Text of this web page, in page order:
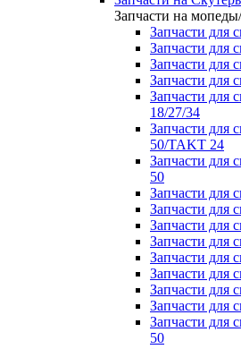
Запчасти на
Запчасти для
Запчасти для
Запчасти для
Запчасти для
Запчасти для
18/27/34
Запчасти для
50/TAKT 24
Запчасти для
50
Запчасти для
Запчасти для
Запчасти для
Запчасти для
Запчасти для
Запчасти для
Запчасти для
Запчасти для
Запчасти для
50